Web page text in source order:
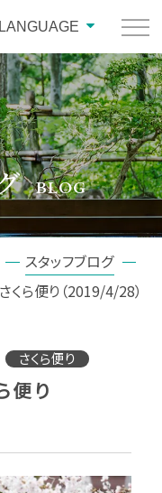
LANGUAGE
BLOG
スタッフブログ
ら便り（2019/4/28）
さくら便り
便り